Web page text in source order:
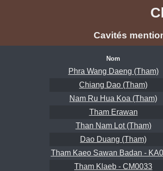
Cavités
Nom
Phra Wang Daeng (Tham)
Chiang Dao (Tham)
Nam Ru Hua Koa (Tham)
Tham Erawan
Than Nam Lot (Tham)
Dao Duang (Tham)
Tham Kaeo Sawan Badan -
Tham Klaeb - CM0033